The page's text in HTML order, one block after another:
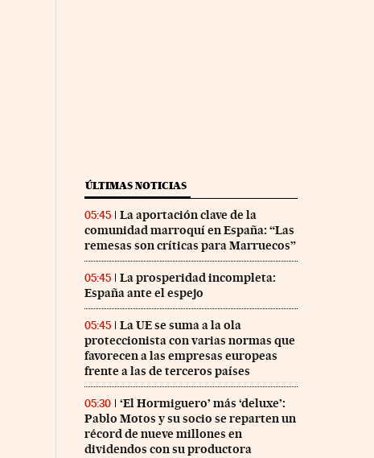
ÚLTIMAS NOTICIAS
05:45
La aportación clave de la
comunidad marroquí en España: “Las
remesas son críticas para Marruecos”
05:45
La prosperidad incompleta:
España ante el espejo
05:45
La UE se suma a la ola
proteccionista con varias normas que
favorecen a las empresas europeas
frente a las de terceros países
05:30
‘El Hormiguero’ más ‘deluxe’:
Pablo Motos y su socio se reparten un
récord de nueve millones en
dividendos con su productora